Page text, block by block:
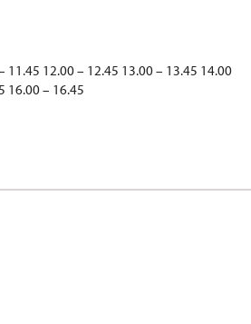
11.45 12.00 – 12.45 13.00 – 13.45 14.00
16.00 – 16.45